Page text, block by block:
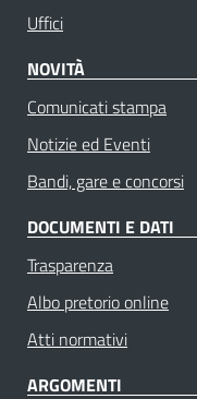
Uffici
NOVITÀ
Comunicati stampa
Notizie ed Eventi
Bandi, gare e concorsi
DOCUMENTI E DATI
Trasparenza
Albo pretorio online
Atti normativi
ARGOMENTI